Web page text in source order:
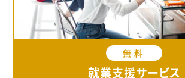
無料
就業支援サービス